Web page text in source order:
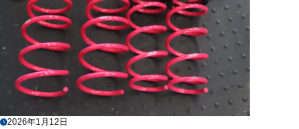
2026年1月12日